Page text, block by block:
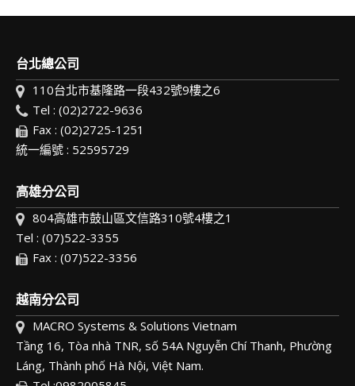
台北總公司
110台北市基隆路一段432號9樓之6
Tel : (02)2722-9636
Fax : (02)2725-1251
統一編號 : 52595729
高雄分公司
804高雄市鼓山區文信路310號4樓之1
Tel : (07)522-3355
Fax : (07)522-3356
越南分公司
MACRO Systems & Solutions Vietnam
Tầng 16, Tòa nhà TNR, số 54A Nguyễn Chí Thanh, Phường
Láng, Thành phố Hà Nội, Việt Nam.